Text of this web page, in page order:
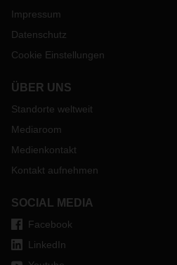
Impressum
Datenschutz
Cookie Einstellungen
ÜBER UNS
Standorte weltweit
Mediaroom
Medienkontakt
Kontakt aufnehmen
SOCIAL MEDIA
Facebook
LinkedIn